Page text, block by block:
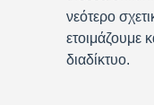
νεότερο
ετοιμάζουμε
διαδίκτυο.